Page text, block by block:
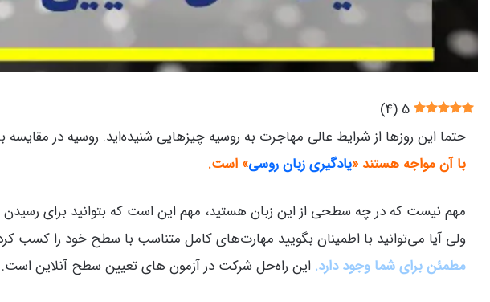
5
(
4
)
حتما این روزها از شرایط عالی مهاجرت به روسیه چیزهایی شنیده‌اید. روسیه در
با آن مواجه هستند «یادگیری زبان روسی» است.
مهم نیست که در چه سطحی از این زبان هستید، مهم این است که بتوانید برای
ولی آیا می‌توانید با اطمینان بگویید مهارت‌های کامل متناسب با سطح خود را کسب کرده‌اید؟
مطمئن برای شما وجود دارد. این راه‌حل شرکت در آزمون‌ های تعیین سطح آنلاین است.